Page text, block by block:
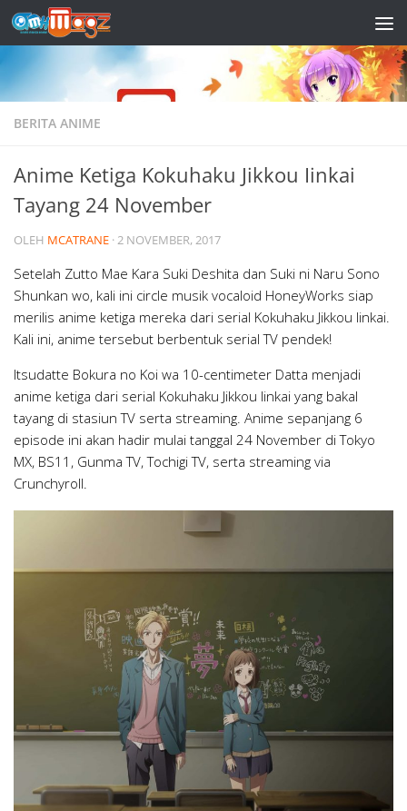
Skip to content
BERITA ANIME
Anime Ketiga Kokuhaku Jikkou Iinkai
Tayang 24 November
OLEH MCATRANE ·2 NOVEMBER, 2017
Setelah Zutto Mae Kara Suki Deshita dan Suki ni Naru Sono
Shunkan wo, kali ini circle musik vocaloid HoneyWorks siap
merilis anime ketiga mereka dari serial Kokuhaku Jikkou Iinkai.
Kali ini, anime tersebut berbentuk serial TV pendek!
Itsudatte Bokura no Koi wa 10-centimeter Datta menjadi
anime ketiga dari serial Kokuhaku Jikkou Iinkai yang bakal
tayang di stasiun TV serta streaming. Anime sepanjang 6
episode ini akan hadir mulai tanggal 24 November di Tokyo
MX, BS11, Gunma TV, Tochigi TV, serta streaming via
Crunchyroll.